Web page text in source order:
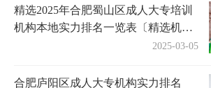
精选2025年合肥蜀山区成人大专培训
机构本地实力排名一览表〔精选机构
2025-03-05
合肥庐阳区成人大专机构实力排名